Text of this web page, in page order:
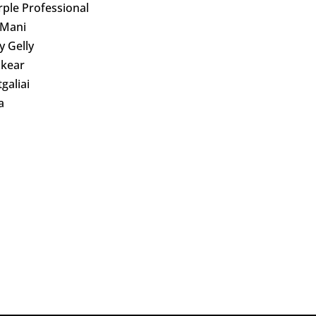
Professional
Gelly